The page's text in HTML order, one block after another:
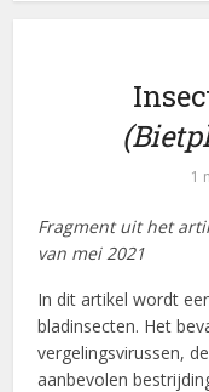
1
Fragment uit het
van mei 2021
In dit artikel wordt
bladinsecten. Het
vergelingsvirussen,
aanbevolen